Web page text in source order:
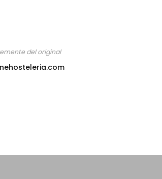
del original